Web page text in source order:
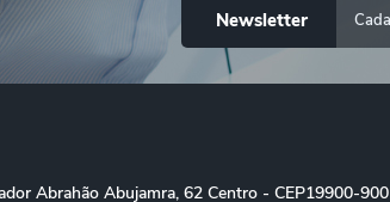
Newsletter
Abrahão Abujamra, 62 Centro - CEP19900-900